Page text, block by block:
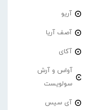
آریو
آصف آریا
آکای
آواس و آرش
سولویست
آی سیس